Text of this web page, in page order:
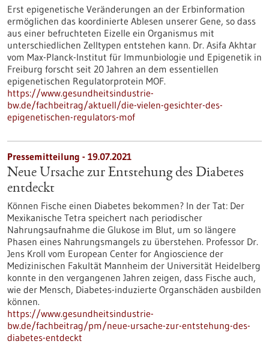
Erst epigenetische Veränderungen an der Erbinformation
ermöglichen das koordinierte Ablesen unserer Gene, so dass
aus einer befruchteten Eizelle ein Organismus mit
unterschiedlichen Zelltypen entstehen kann. Dr. Asifa Akhtar
vom Max-Planck-Institut für Immunbiologie und Epigenetik in
Freiburg forscht seit 20 Jahren an dem essentiellen
epigenetischen Regulatorprotein MOF.
https://www.gesundheitsindustrie-
bw.de/fachbeitrag/aktuell/die-vielen-gesichter-des-
epigenetischen-regulators-mof
Pressemitteilung - 19.07.2021
Neue Ursache zur Entstehung des Diabetes
entdeckt
Können Fische einen Diabetes bekommen? In der Tat: Der
Mexikanische Tetra speichert nach periodischer
Nahrungsaufnahme die Glukose im Blut, um so längere
Phasen eines Nahrungsmangels zu überstehen. Professor Dr.
Jens Kroll vom European Center for Angioscience der
Medizinischen Fakultät Mannheim der Universität Heidelberg
konnte in den vergangenen Jahren zeigen, dass Fische auch,
wie der Mensch, Diabetes-induzierte Organschäden ausbilden
können.
https://www.gesundheitsindustrie-
bw.de/fachbeitrag/pm/neue-ursache-zur-entstehung-des-
diabetes-entdeckt